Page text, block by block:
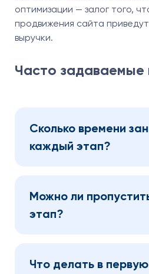
оптимизации — залог того,
продвижения сайта
выручки.
Часто задаваемые
Сколько времени
каждый этап?
Можно ли
этап?
Что делать в